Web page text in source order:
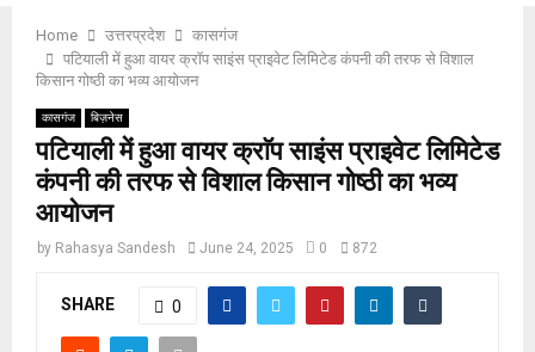
Home उत्तरप्रदेश
कासगंज
पटियाली में हुआ वायर क्राॅप साइंस प्राइवेट लिमिटेड कंपनी की तरफ से विशाल
किसान गोष्ठी का भव्य आयोजन
कासगंज बिज़नेस
पटियाली में हुआ वायर क्राॅप साइंस प्राइवेट लिमिटेड
कंपनी की तरफ से विशाल किसान गोष्ठी का भव्य
आयोजन
by Rahasya Sandesh June 24, 2025 0 872
SHARE 0